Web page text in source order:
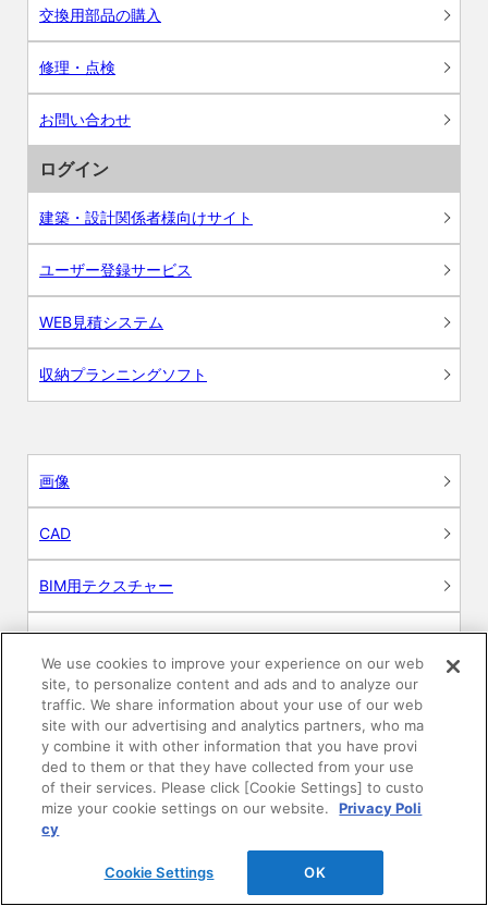
交換用部品の購入
修理・点検
お問い合わせ
ログイン
建築・設計関係者様向けサイト
ユーザー登録サービス
WEB見積システム
収納プランニングソフト
画像
CAD
BIM用テクスチャー
図面（PDF）
申請関係認定書類
施工・取扱説明書
動画
24時間換気システム〈エアスマート〉
We use cookies to improve your experience on our web
site, to personalize content and ads and to analyze our
traffic. We share information about your use of our web
site with our advertising and analytics partners, who ma
y combine it with other information that you have provi
ded to them or that they have collected from your use
of their services. Please click [Cookie Settings] to custo
mize your cookie settings on our website.
Privacy Poli
cy
Cookie Settings OK